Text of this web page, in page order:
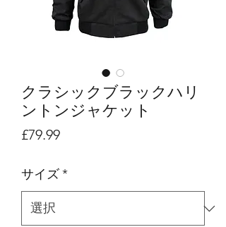
クラシックブラックハリ
ントンジャケット
£79.99価
サイズ*